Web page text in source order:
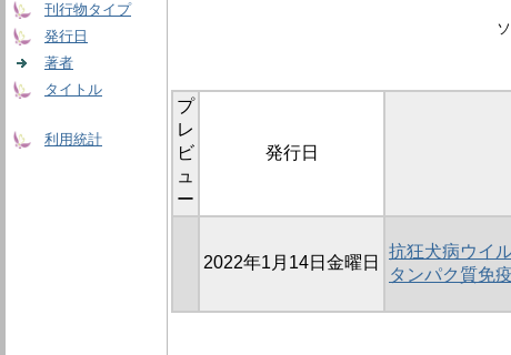
刊行物タイプ
発行日
著者
タイトル
利用統計
プ
レ
ビ
ュ
ー
発行日
2022年1月14日金曜日
抗狂犬病ウイ
タンパク質免